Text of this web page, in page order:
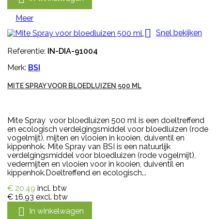
Meer

Snel bekijken
Referentie: IN-DIA-91004
Merk: BSI
MITE SPRAY VOOR BLOEDLUIZEN 500 ML
Mite Spray voor bloedluizen 500 ml is een doeltreffend
en ecologisch verdelgingsmiddel voor bloedluizen (rode
vogelmijt), mijten en vlooien in kooien, duiventil en
kippenhok. Mite Spray van BSI is een natuurlijk
verdelgingsmiddel voor bloedluizen (rode vogelmijt),
vedermijten en vlooien voor in kooien, duiventil en
kippenhok.Doeltreffend en ecologisch...
€ 20,49 incl. btw
€ 16,93 excl. btw
 In winkelwagen